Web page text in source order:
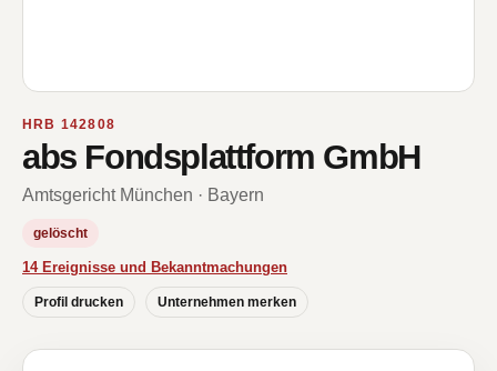
HRB 142808
abs Fondsplattform GmbH
Amtsgericht München · Bayern
gelöscht
14 Ereignisse und Bekanntmachungen
Profil drucken Unternehmen merken